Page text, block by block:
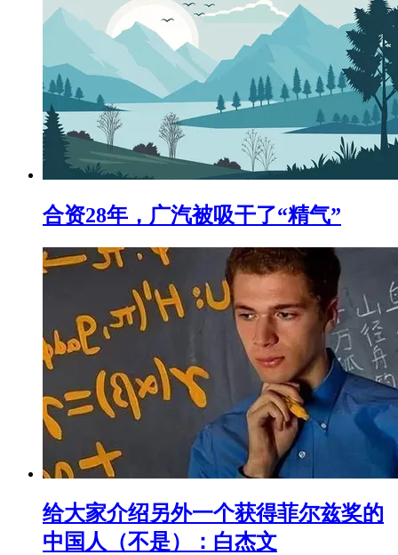
合资28年，广汽被吸干了“精气”
给大家介绍另外一个获得菲尔兹奖的
中国人（不是）：白杰文